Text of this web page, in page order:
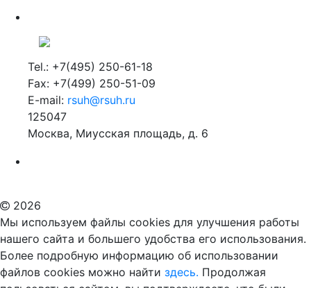
Tel.: +7(495) 250-61-18
Fax: +7(499) 250-51-09
E-mail: rsuh@rsuh.ru
125047
Москва, Миусская площадь, д. 6
2026
Мы используем файлы cookies для улучшения работы
нашего сайта и большего удобства его использования.
Более подробную информацию об использовании
файлов cookies можно найти здесь. Продолжая